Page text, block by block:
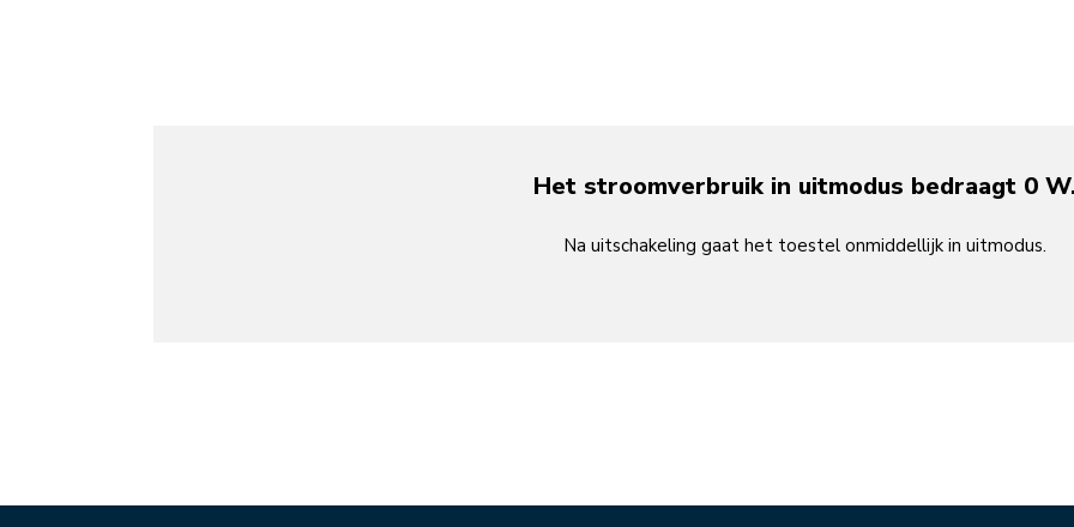
Het stroomverbruik in uitmodus bedraagt 0
Na uitschakeling gaat het toestel onmiddellijk in uitmodus.